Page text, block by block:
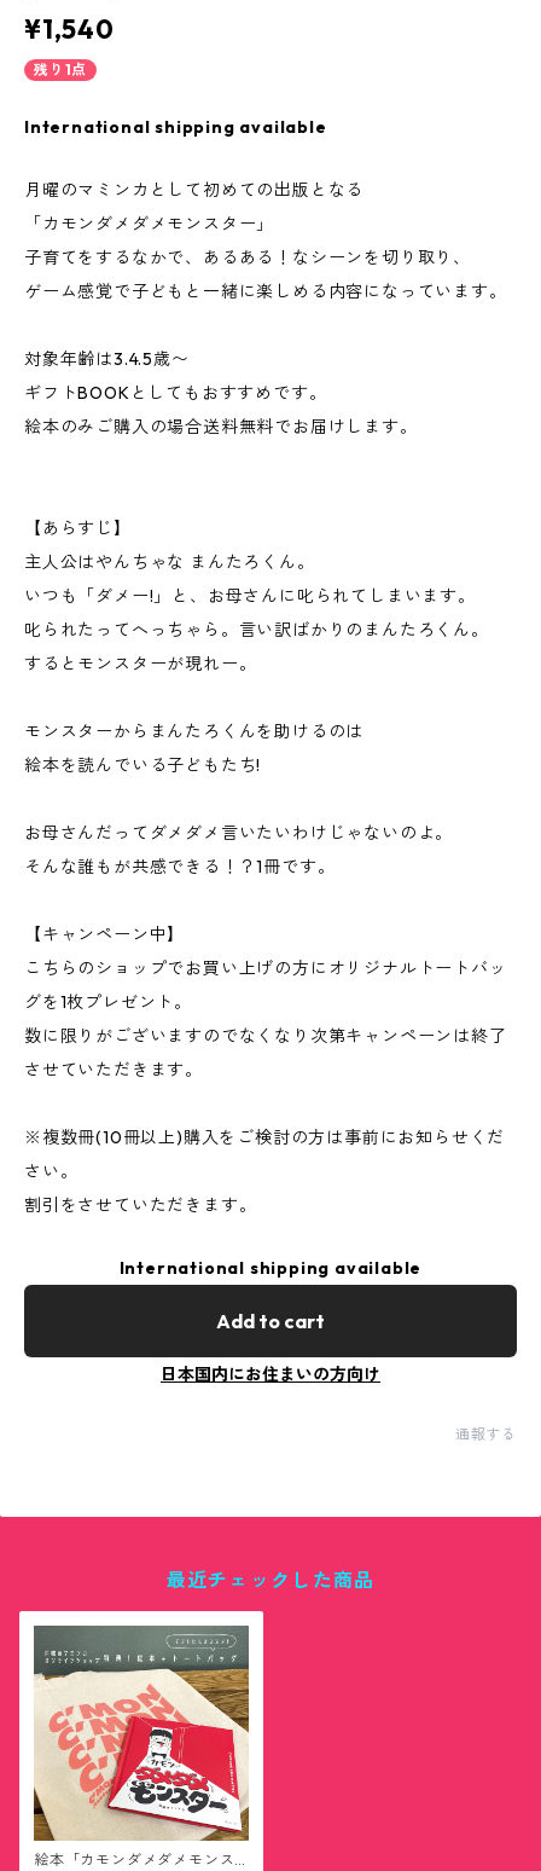
¥1,540
残り1点
International shipping available
月曜のマミンカとして初めての出版となる
「カモンダメダメモンスター」
子育てをするなかで、あるある！なシーンを切り取り、
ゲーム感覚で子どもと一緒に楽しめる内容になっています。
対象年齢は3.4.5歳〜
ギフトBOOKとしてもおすすめです。
絵本のみご購入の場合送料無料でお届けします。
【あらすじ】
主人公はやんちゃな まんたろくん。
いつも「ダメー!」と、お母さんに叱られてしまいます。
叱られたってへっちゃら。言い訳ばかりのまんたろくん。
するとモンスターが現れー。
モンスターからまんたろくんを助けるのは
絵本を読んでいる子どもたち!
お母さんだってダメダメ言いたいわけじゃないのよ。
そんな誰もが共感できる！？1冊です。
【キャンペーン中】
こちらのショップでお買い上げの方にオリジナルトートバッ
グを1枚プレゼント。
数に限りがございますのでなくなり次第キャンペーンは終了
させていただきます。
※複数冊(10冊以上)購入をご検討の方は事前にお知らせくだ
さい。
割引をさせていただきます。
International shipping available
Add to cart
日本国内にお住まいの方向け
通報する
最近チェックした商品
絵本「カモンダメダメモンス